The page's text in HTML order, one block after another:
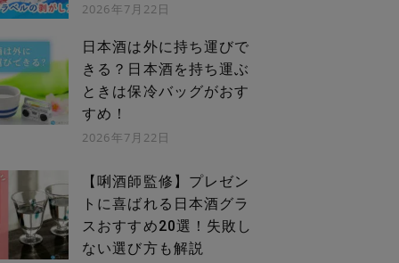
2026年7月22日
日本酒は外に持ち運びで
きる？日本酒を持ち運ぶ
ときは保冷バッグがおす
すめ！
2026年7月22日
【唎酒師監修】プレゼン
トに喜ばれる日本酒グラ
スおすすめ20選！失敗し
ない選び方も解説